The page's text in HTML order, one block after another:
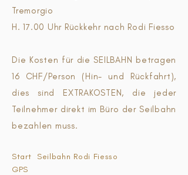
Tremorgio
H. 17.00 Uhr Rückkehr nach Rodi Fiesso
Die Kosten für die SEILBAHN betragen
16 CHF/Person (Hin- und Rückfahrt),
dies sind EXTRAKOSTEN, die jeder
Teilnehmer direkt im Büro der Seilbahn
bezahlen muss.
Start Seilbahn Rodi Fiesso
GPS